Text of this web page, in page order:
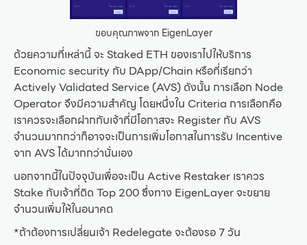
ขอบคุณภาพจาก EigenLayer
ด้วยความที่เหล่านี้ จะ Staked ETH ของเราไปให้บริการ
Economic security กับ DApp/Chain หรือที่เรียกว่า
Actively Validated Service (AVS) ดังนั้น การเลือก Node
Operator จึงมีความสำคัญ โดยหนึ่งใน Criteria การเลือกคือ
เราควรจะเลือกฝากกับเจ้าที่มีโอกาสจะ Register กับ AVS
จำนวนมากกว่าก็อาจจะเป็นการเพิ่มโอกาสในการรับ Incentive
จาก AVS ได้มากกว่านั่นเอง
นอกจากนี้ในปัจจุบันเพื่อจะเป็น Active Restaker เราควร
Stake กับเจ้าที่ติด Top 200 ซึ่งทาง EigenLayer จะขยาย
จำนวนเพิ่มให้ในอนาคต
*ถ้าต้องการเปลี่ยนเจ้า Redelegate จะต้องรอ 7 วัน